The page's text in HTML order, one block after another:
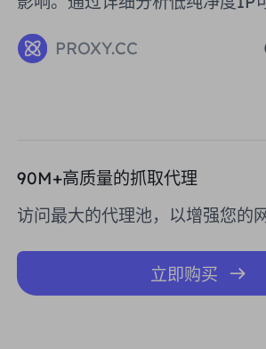
险，文章强调了保持IP纯净度的
介绍了使用动态住宅代理来提升
PROXY.CC
90M+高质量的抓取代理
访问最大的代理池，以增强您的
立即购买